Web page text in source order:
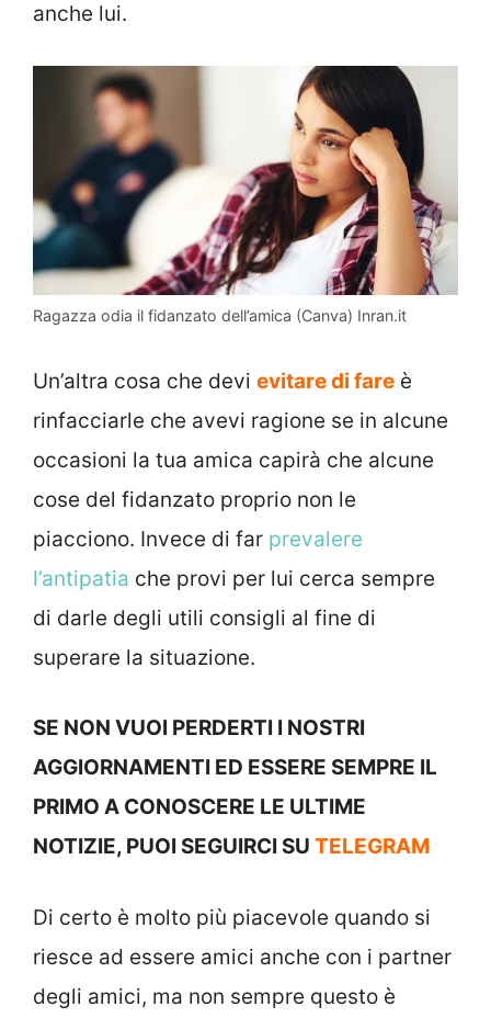
anche lui.
Ragazza odia il fidanzato dell’amica (Canva) Inran.it
Un’altra cosa che devi evitare di fare è
rinfacciarle che avevi ragione se in alcune
occasioni la tua amica capirà che alcune
cose del fidanzato proprio non le
piacciono. Invece di far prevalere
l’antipatia che provi per lui cerca sempre
di darle degli utili consigli al fine di
superare la situazione.
SE NON VUOI PERDERTI I NOSTRI
AGGIORNAMENTI ED ESSERE SEMPRE IL
PRIMO A CONOSCERE LE ULTIME
NOTIZIE, PUOI SEGUIRCI SU TELEGRAM
Di certo è molto più piacevole quando si
riesce ad essere amici anche con i partner
degli amici, ma non sempre questo è